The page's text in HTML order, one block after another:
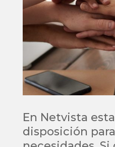
En Netvista
disposición